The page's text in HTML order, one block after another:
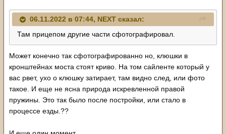
06.11.2022 в 07:44, NЕХТ сказал:
Там прицепом другие части сфотографировал.
Может конечно так сфотографированно но, клюшки в
кронштейнах моста стоят криво. На том сайленте который у
вас рвет, ухо о клюшку затирает, там видно след, или фото
такое. И еще не ясна природа искревленной правой
пружины. Это так было после постройки, или стало в
процессе езды.??